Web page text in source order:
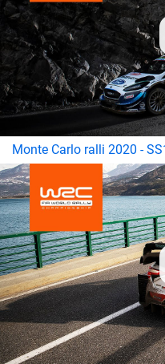
Monte Carlo ralli 2020 -